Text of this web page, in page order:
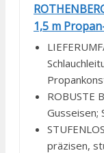
1,5 m
ROBUSTE
Gusseisen;
präzisen,